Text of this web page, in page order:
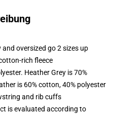
oversized go 2 sizes up
rich fleece
Heather Grey is 70%
is 60% cotton, 40% polyester
and rib cuffs
is evaluated according to